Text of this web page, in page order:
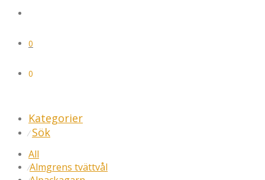
0
0
Kategorier
⁄ Sök
All
⁄Almgrens tvättvål